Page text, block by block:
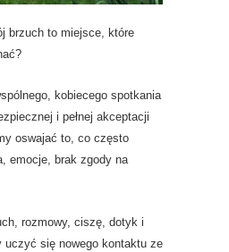
brzuch to miejsce, które
kobiecego spotkania
i pełnej akceptacji
oswajać to, co często
emocje, brak zgody na
rozmowy, ciszę, dotyk i
uczyć się nowego kontaktu ze